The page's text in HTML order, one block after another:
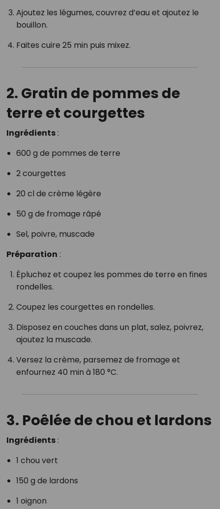
Ajoutez les légumes, couvrez d’eau et ajoutez le
bouillon.
Faites cuire 25 min puis mixez.
2. Gratin de pommes de
terre et courgettes
Ingrédients:
600 g de pommes de terre
2 courgettes
20 cl de crème légère
50 g de fromage râpé
Sel, poivre, muscade
Préparation :
Épluchez et coupez les pommes de terre en fines
rondelles.
Coupez les courgettes en rondelles.
Disposez en couches dans un plat, salez, poivrez,
ajoutez la muscade.
Versez la crème, parsemez de fromage et
enfournez 40 min à 180 °C.
3. Poêlée de chou et lardons
Ingrédients:
1 chou vert
150 g de lardons
1 oignon